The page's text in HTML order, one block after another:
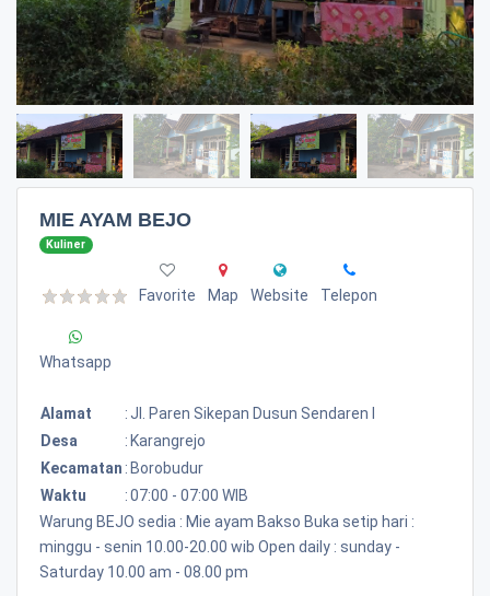
MIE AYAM BEJO
Kuliner
Favorite Map Website Telepon
Whatsapp
Alamat : Jl. Paren Sikepan Dusun Sendaren I
Desa
: Karangrejo
Kecamatan : Borobudur
Waktu
:07:00 - 07:00 WIB
Warung BEJO sedia : Mie ayam Bakso Buka setip hari :
minggu - senin 10.00-20.00 wib Open daily : sunday -
Saturday 10.00 am - 08.00 pm